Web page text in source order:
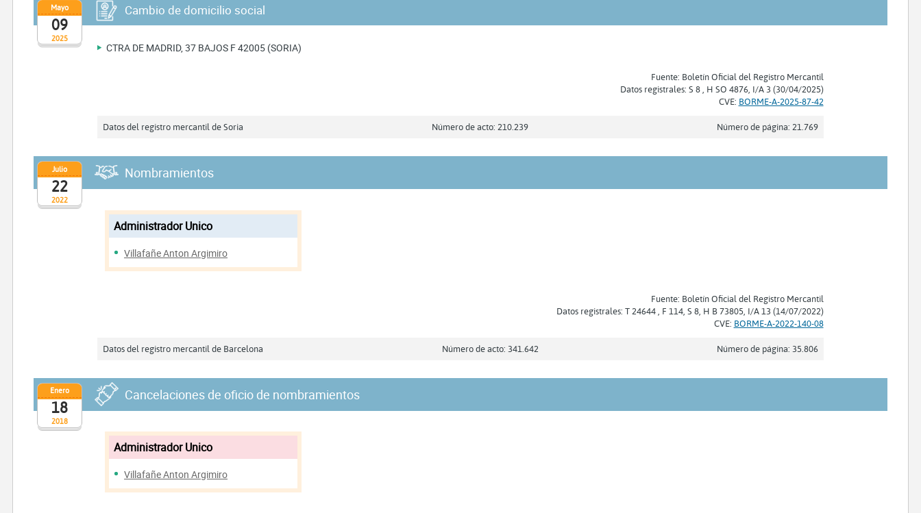
2025
Mayo
09
Cambio de domicilio social
CTRA DE MADRID, 37 BAJOS F 42005 (SORIA)
Fuente: Boletín Oficial del Registro Mercantil
Datos registrales: S 8 , H SO 4876, I/A 3 (30/04/2025)
CVE: BORME-A-2025-87-42
Datos del registro mercantil de Soria Número de acto: 210.239 Número de página: 21.769
2022
Julio
22
Nombramientos
Administrador Unico
Villafañe Anton Argimiro
Fuente: Boletín Oficial del Registro Mercantil
Datos registrales: T 24644 , F 114, S 8, H B 73805, I/A 13 (14/07/2022)
CVE: BORME-A-2022-140-08
Datos del registro mercantil de Barcelona Número de acto: 341.642 Número de página: 35.806
2018
Enero
18
Cancelaciones de oficio de nombramientos
Administrador Unico
Villafañe Anton Argimiro